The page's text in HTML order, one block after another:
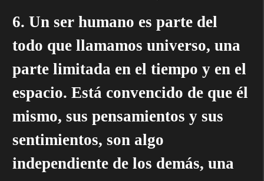
6. Un ser humano es parte del
todo que llamamos universo, una
parte limitada en el tiempo y en el
espacio. Está convencido de que él
mismo, sus pensamientos y sus
sentimientos, son algo
independiente de los demás, una